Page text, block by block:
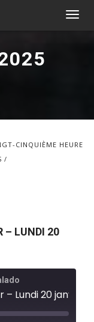
T
a
i
CINQUIÈME HEURE
– LUNDI 20